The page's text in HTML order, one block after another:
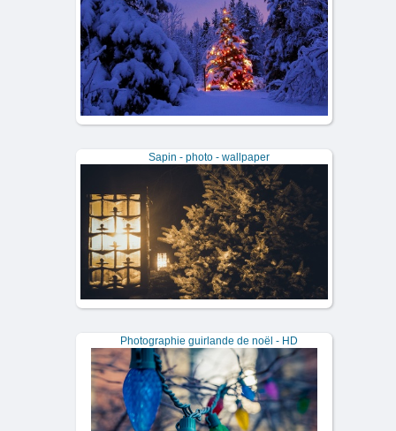
Sapin - photo - wallpaper
Photographie guirlande de noël - HD